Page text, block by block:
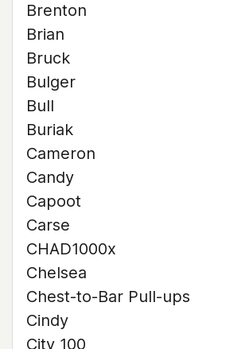
Brenton
Brian
Bruck
Bulger
Bull
Buriak
Cameron
Candy
Capoot
Carse
CHAD1000x
Chelsea
Chest-to-Bar Pull-ups
Cindy
City 100